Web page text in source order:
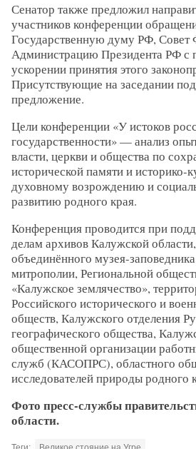
Сенатор также предложил
участников конференции
Государственную думу РФ, Совет
Администрацию Президента РФ с
ускорении принятия этого
Присутствующие на заседании
предложение.
Цели конференции «У истоков
государственности» — анализ
власти, церкви и общества по
исторической памяти и историко-
духовному возрождению и
развитию родного края.
Конференция проводится при
делам архивов Калужской
объединённого музея-
митрополии, Региональной
«Калужское землячество»,
Российского исторического и
обществ, Калужского отделения
географического общества,
общественной организации
служб (КАСОПРС), областного
исследователей природы родного
Фото пресс-службы
области.